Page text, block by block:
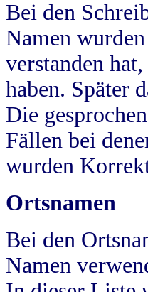
Bei den
Namen
verstanden
haben. Später
Die
Fällen bei
wurden
Ortsnamen
Bei den
Namen